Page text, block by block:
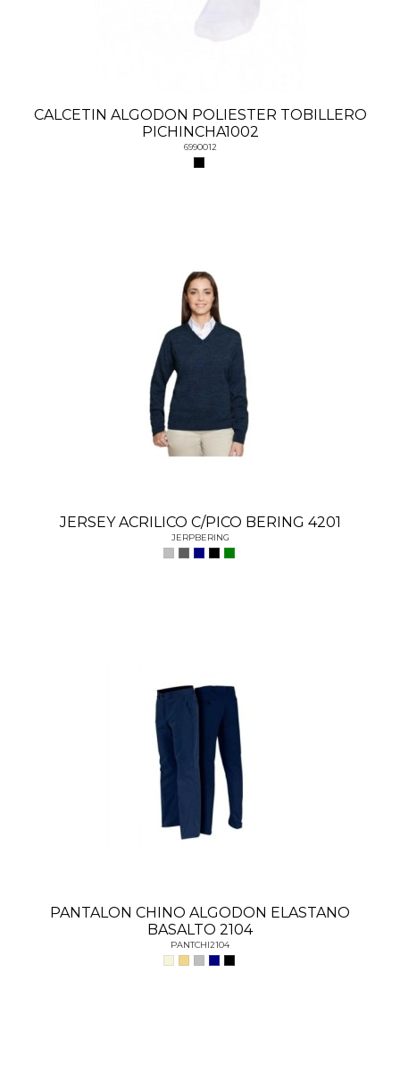
CALCETIN ALGODON POLIESTER TOBILLERO
PICHINCHA1002
6990012
JERSEY ACRILICO C/PICO BERING 4201
JERPBERING
PANTALON CHINO ALGODON ELASTANO
BASALTO 2104
PANTCHI2104